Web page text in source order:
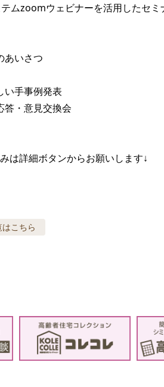
ムzoomウェビナーを活用したセミ
あいさつ
い手事例発表
答・意見交換会
は詳細ボタンからお願いします↓
こちら